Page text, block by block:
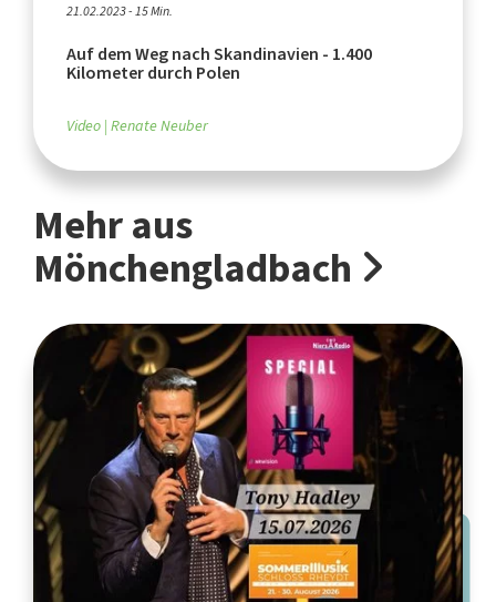
21.02.2023 - 15 Min.
Auf dem Weg nach Skandinavien - 1.400
Kilometer durch Polen
Video Renate Neuber
Mehr aus
Mönchengladbach